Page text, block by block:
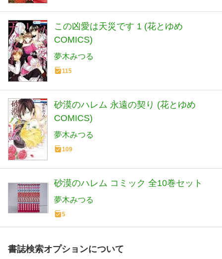
この凶愛は天災です 1 (花とゆめ
COMICS)
夢木みつる
115
砂漠のハレム 永遠の契り (花とゆめ
COMICS)
夢木みつる
109
砂漠のハレム コミック 全10巻セット
夢木みつる
5
書誌検索オプションについて